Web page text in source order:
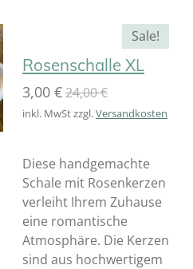
e
n
Sale!
Rosenschalle XL
3,00 €24,00 €
inkl. MwSt zzgl.Versandkosten
Diese handgemachte
Schale mit Rosenkerzen
verleiht Ihrem Zuhause
eine romantische
Atmosphäre. Die Kerzen
sind aus hochwertigem